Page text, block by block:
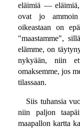
eläimiä — eläimiä,
ovat jo ammoin
oikeastaan on
"maastamme",
elämme, on
nykyään, niin
omaksemme, jos
tilassaan.
Siis tuhansia
niin paljon
maapallon kartta